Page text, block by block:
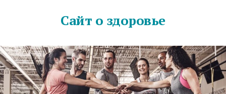
Сайт о здоровье